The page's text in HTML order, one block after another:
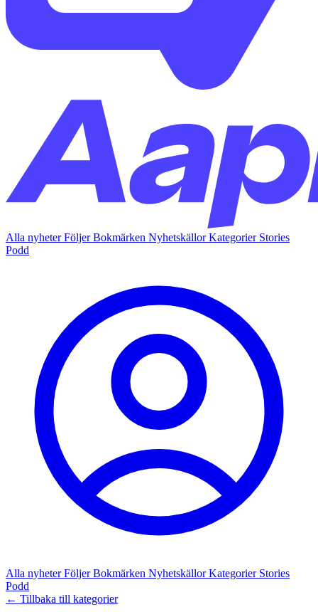
Alla nyheterFöljerBokmärken NyhetskällorKategorier Stories
Podd
Alla nyheterFöljerBokmärken NyhetskällorKategorier Stories
Podd
← Tillbaka till kategorier